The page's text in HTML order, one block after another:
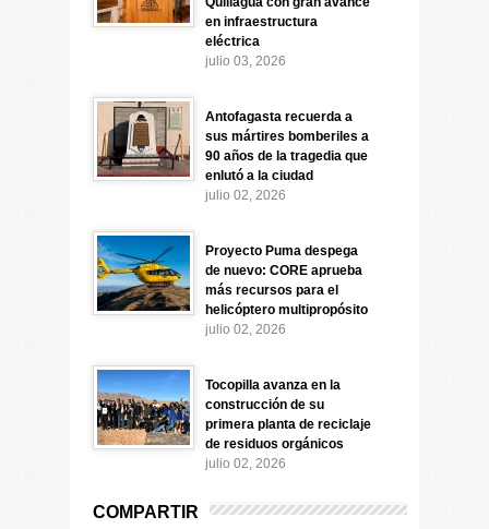
en infraestructura
eléctrica
julio 03, 2026
Antofagasta recuerda a
sus mártires bomberiles a
90 años de la tragedia que
enlutó a la ciudad
julio 02, 2026
Proyecto Puma despega
de nuevo: CORE aprueba
más recursos para el
helicóptero multipropósito
julio 02, 2026
Tocopilla avanza en la
construcción de su
primera planta de reciclaje
de residuos orgánicos
julio 02, 2026
COMPARTIR